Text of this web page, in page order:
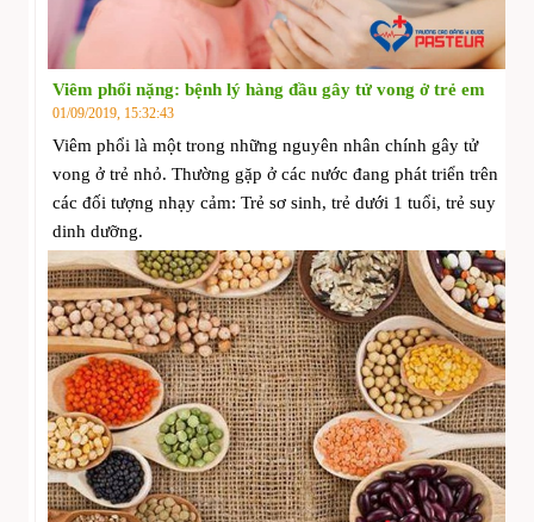
Viêm phổi nặng: bệnh lý hàng đầu gây tử vong ở trẻ em
01/09/2019, 15:32:43
Viêm phổi là một trong những nguyên nhân chính gây tử
vong ở trẻ nhỏ. Thường gặp ở các nước đang phát triển trên
các đối tượng nhạy cảm: Trẻ sơ sinh, trẻ dưới 1 tuổi, trẻ suy
dinh dưỡng.